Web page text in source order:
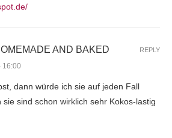
AND BAKED
16:00
dann würde ich sie auf jeden Fall
sind schon wirklich sehr Kokos-lastig
REPLY